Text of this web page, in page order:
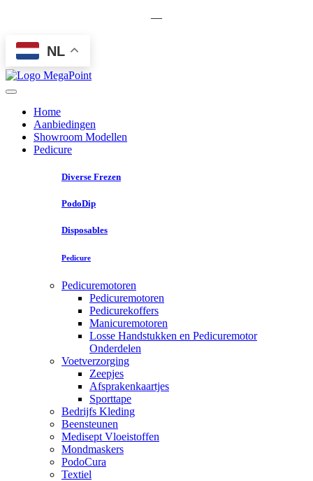
—
NL
Home
Aanbiedingen
Showroom Modellen
Pedicure
Diverse Frezen
PodoDip
Disposables
Pedicure
Pedicuremotoren
Pedicuremotoren
Pedicurekoffers
Manicuremotoren
Losse Handstukken en Pedicuremotor
Onderdelen
Voetverzorging
Zeepjes
Afsprakenkaartjes
Sporttape
Bedrijfs Kleding
Beensteunen
Medisept Vloeistoffen
Mondmaskers
PodoCura
Textiel